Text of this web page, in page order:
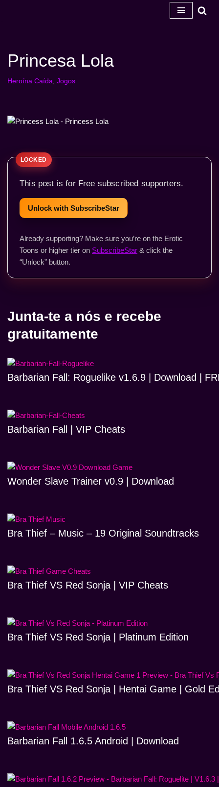
conteúdo
Princesa Lola
Heroína Caída, Jogos
This post is for Free subscribed supporters.
Unlock with SubscribeStar
Already supporting? Make sure you’re on the Erotic
Toons or higher tier on SubscribeStar & click the
“Unlock” button.
Junta-te a nós e recebe
gratuitamente
Barbarian Fall: Roguelike v1.6.9 | Download |
Barbarian Fall | VIP Cheats
Wonder Slave Trainer v0.9 | Download
Bra Thief – Music – 19 Original Soundtracks
Bra Thief VS Red Sonja | VIP Cheats
Bra Thief VS Red Sonja | Platinum Edition
Bra Thief VS Red Sonja | Hentai Game | Gold
Barbarian Fall 1.6.5 Android | Download